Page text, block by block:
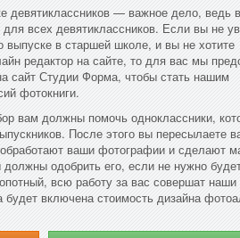
девятиклассников — важное дело, ведь
всех девятиклассников. Если вы не
в старшей школе, и вы не хотите
редактор на сайте, то для вас мы
сайт Студии Форма, чтобы стать нашим
фотокниги.
вам должны помочь одноклассники,
После этого вы пересылаете
ваши фотографии и сделают
одобрить его, если не нужно
всю работу за вас совершат наши
будет включена стоимость дизайна